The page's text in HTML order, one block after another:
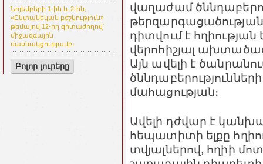
Նոյեմբերի 1-ին և 2-ին,
«Ընտանեկան բժշկություն»
թեմայով 12-րդ գիտաժողով՝
միջազգային
մասնակցությամբ։
Բոլոր լուրերը
վաղաժամ
դիտվում է
վերոհիշյալ
Այն ավելի է
մահացության։
Ավելի դժվար է
հեպատիտի ելքը
տվյալներով, հղիի